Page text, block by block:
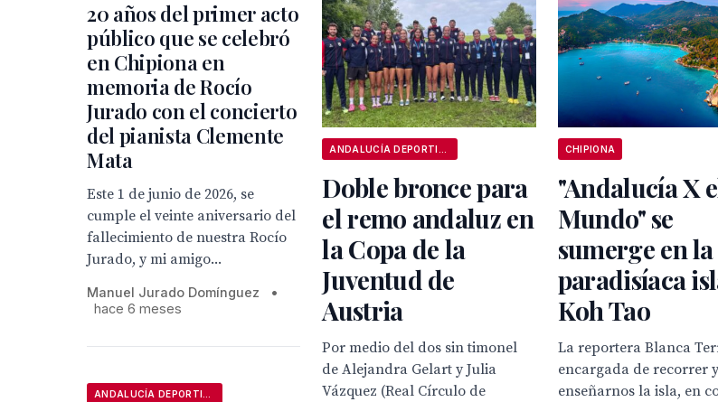
20 años del primer acto
público que se celebró
en Chipiona en
memoria de Rocío
Jurado con el concierto
del pianista Clemente
Mata
Este 1 de junio de 2026, se
cumple el veinte aniversario del
fallecimiento de nuestra Rocío
Jurado, y mi amigo...
Manuel Jurado Domínguez
•
hace 6 meses
Doble bronce para
el remo andaluz en
la Copa de la
Juventud de
Austria
Por medio del dos sin timonel
de Alejandra Gelart y Julia
Vázquez (Real Círculo de
CHIPIONA
"Andalucía X
Mundo" se
sumerge en la
paradisíaca
Koh Tao
La reportera Blanca
encargada de recorrer y
enseñarnos la isla, en